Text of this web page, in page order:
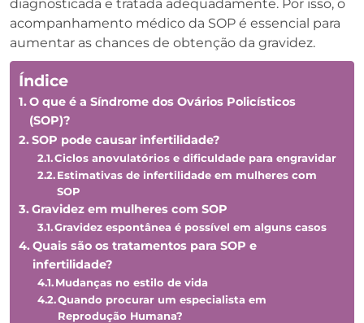
diagnosticada e tratada adequadamente. Por isso, o
acompanhamento médico da SOP é essencial para
aumentar as chances de obtenção da gravidez.
Índice
O que é a Síndrome dos Ovários Policísticos
(SOP)?
SOP pode causar infertilidade?
Ciclos anovulatórios e dificuldade para engravidar
Estimativas de infertilidade em mulheres com
SOP
Gravidez em mulheres com SOP
Gravidez espontânea é possível em alguns casos
Quais são os tratamentos para SOP e
infertilidade?
Mudanças no estilo de vida
Quando procurar um especialista em
Reprodução Humana?